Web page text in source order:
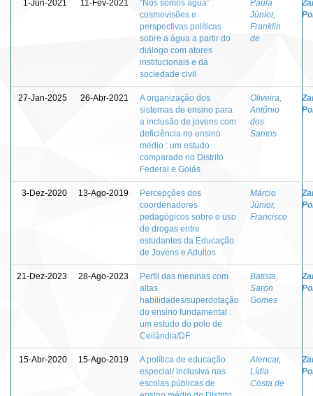
1-Jun-2021 11-Fev-2021
“Nós somos água” :
cosmovisões e
perspectivas políticas
sobre a água a partir do
diálogo com atores
institucionais e da
sociedade civil
Paula
Júnior,
Franklin
de
27-Jan-2025 26-Abr-2021
A organização dos
sistemas de ensino para
a inclusão de jovens com
deficiência no ensino
médio : um estudo
comparado no Distrito
Federal e Goiás
Oliveira,
Antônio
dos
Santos
3-Dez-2020 13-Ago-2019
Percepções dos
coordenadores
pedagógicos sobre o uso
de drogas entre
estudantes da Educação
de Jovens e Adultos
Márcio
Júnior,
Francisco
21-Dez-2023 28-Ago-2023
Perfil das meninas com
altas
habilidades/superdotação
do ensino fundamental :
um estudo do polo de
Ceilândia/DF
Batista,
Saron
Gomes
15-Abr-2020 15-Ago-2019
A política de educação
especial/ inclusiva nas
escolas públicas de
Alencar,
Lídia
Costa de